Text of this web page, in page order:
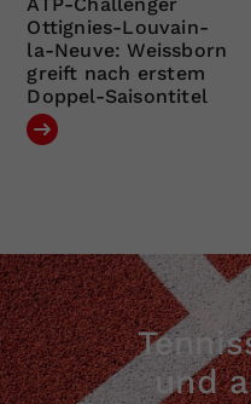
Ottignies-Louvain-
la-Neuve: Weissborn
greift nach erstem
Doppel-Saisontitel
und